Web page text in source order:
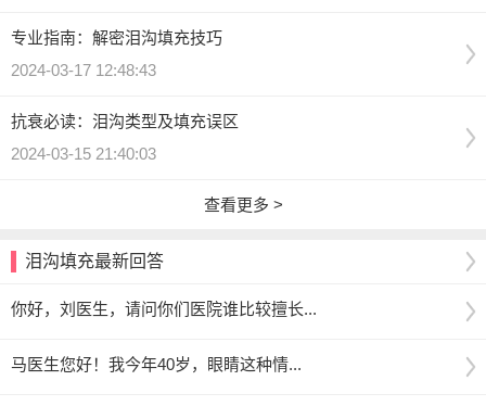
专业指南：解密泪沟填充技巧
2024-03-17 12:48:43
抗衰必读：泪沟类型及填充误区
2024-03-15 21:40:03
查看更多 >
泪沟填充最新回答
你好，刘医生，请问你们医院谁比较擅长...
马医生您好！我今年40岁，眼睛这种情...